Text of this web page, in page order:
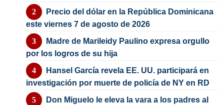
Precio del dólar en la República Dominicana
este viernes 7 de agosto de 2026
Madre de Marileidy Paulino expresa orgullo
por los logros de su hija
Hansel García revela EE. UU. participará en
investigación por muerte de policía de NY en RD
Don Miguelo le eleva la vara a los padres al